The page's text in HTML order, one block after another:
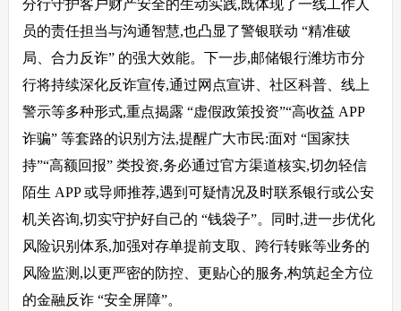
分行守护客户财产安全的生动实践,既体现了一线工作人
员的责任担当与沟通智慧,也凸显了警银联动 “精准破
局、合力反诈” 的强大效能。下一步,邮储银行潍坊市分
行将持续深化反诈宣传,通过网点宣讲、社区科普、线上
警示等多种形式,重点揭露 “虚假政策投资”“高收益 APP
诈骗” 等套路的识别方法,提醒广大市民:面对 “国家扶
持”“高额回报” 类投资,务必通过官方渠道核实,切勿轻信
陌生 APP 或导师推荐,遇到可疑情况及时联系银行或公安
机关咨询,切实守护好自己的 “钱袋子”。同时,进一步优化
风险识别体系,加强对存单提前支取、跨行转账等业务的
风险监测,以更严密的防控、更贴心的服务,构筑起全方位
的金融反诈 “安全屏障”。